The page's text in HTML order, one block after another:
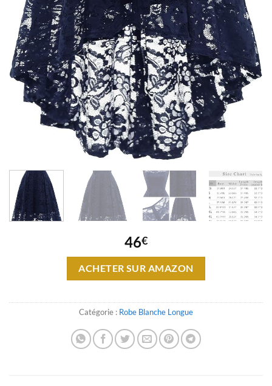
46€
ACHETER SUR AMAZON
Catégorie : Robe Blanche Longue